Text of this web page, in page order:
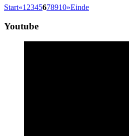
Start«1 2345678910»Einde
Youtube